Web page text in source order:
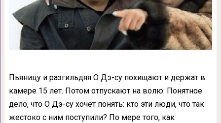
Пьяницу и разгильдяя О Дэ-cу похищают и держат в
камере 15 лет. Потом отпускают на волю. Понятное
дело, что О Дэ-cу хочет понять: кто эти люди, что так
жестоко с ним поступили? По мере того, как